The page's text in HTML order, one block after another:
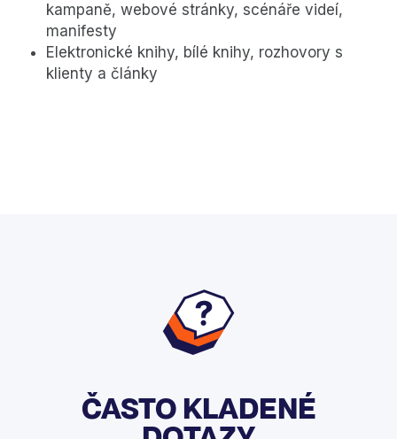
kampaně, webové stránky, scénáře videí,
manifesty
Elektronické knihy, bílé knihy, rozhovory s
klienty a články
ČASTO KLADENÉ